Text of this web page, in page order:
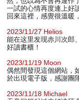
一試的心情再度連上好
回來這裡，感覺很溫暖
2023/11/27 Helios
能在这里发现赤川次郎
好讀書櫃！
2023/11/19 Moon
偶然間發現這個網站，
於出現電子版，感謝團
2023/11/18 Michael